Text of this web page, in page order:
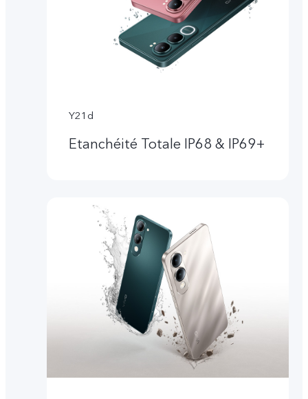
Y21d
Etanchéité Totale IP68 & IP69+